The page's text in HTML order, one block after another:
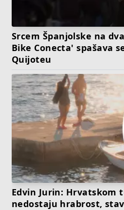
Srcem Španjolske na
Bike Conecta' spašava
Quijoteu
Edvin Jurin: Hrvatskom
nedostaju hrabrost,